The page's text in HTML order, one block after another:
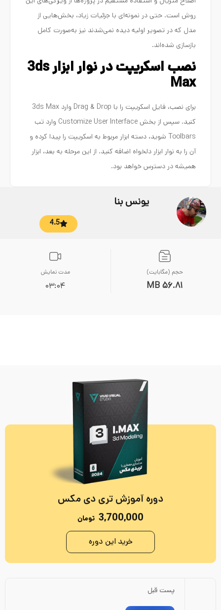
روش است. حتی در نمونه‌ای با جزئیات زیاد، بخش‌هایی از
مدل که در تصویر اولیه دیده نمی‌شدند نیز به‌صورت کامل
بازسازی شده‌اند.
نصب اسکریپت در نوار ابزار 3ds
Max
برای نصب، فایل اسکریپت را با Drag & Drop وارد 3ds Max
کنید. سپس از بخش Customize User Interface وارد تب
Toolbars شوید، دسته ابزار مربوط به اسکریپت را پیدا کرده و
آن را به نوار ابزار دلخواه اضافه کنید. از این مرحله به بعد، ابزار
همیشه در دسترس خواهد بود.
یونس بنا
4.5
حجم (مگابایت)
56.81 MB
مدت نمایش
03:04
دوره آموزش تری دی مکس
3,700,000 تومان
خرید این دوره
پست قبل